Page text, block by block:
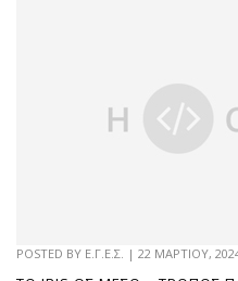
POSTED BY Ε.Γ.Ε.Σ. | 22 ΜΑΡΤΊΟΥ,